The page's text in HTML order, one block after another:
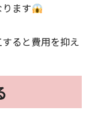
ます
ると費用を抑え